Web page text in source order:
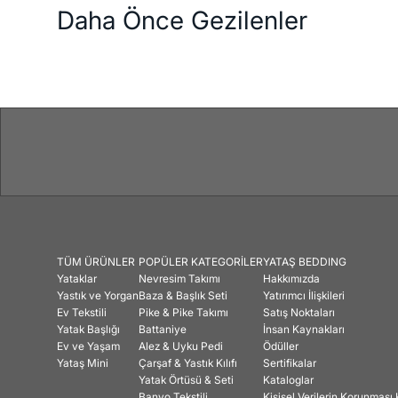
Daha Önce Gezilenler
TÜM ÜRÜNLER
Yataklar
Yastık ve Yorgan
Ev Tekstili
Yatak Başlığı
Ev ve Yaşam
Yataş Mini
POPÜLER KATEGORİLER
Nevresim Takımı
Baza & Başlık Seti
Pike & Pike Takımı
Battaniye
Alez & Uyku Pedi
Çarşaf & Yastık Kılıfı
Yatak Örtüsü & Seti
YATAŞ BEDDING
Hakkımızda
Yatırımcı İlişkileri
Satış Noktaları
İnsan Kaynakları
Ödüller
Sertifikalar
Kataloglar